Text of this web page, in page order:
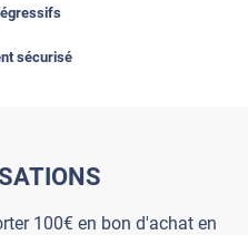
sécurisé
100€ en bon d'achat en